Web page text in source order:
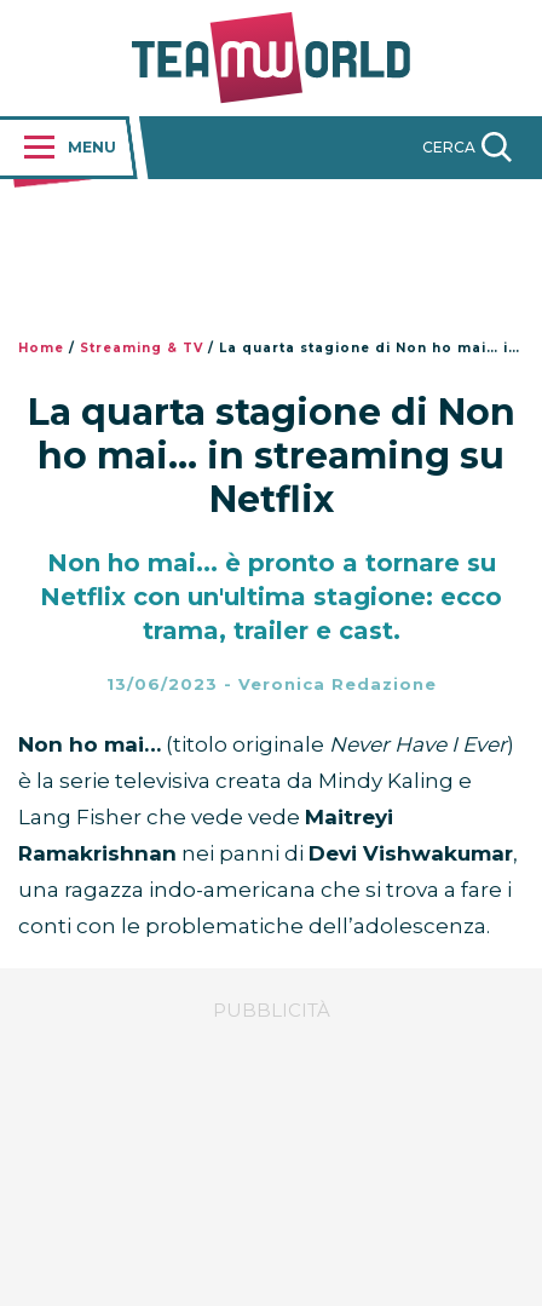
MENU CERCA
Home / Streaming & TV / La quarta stagione di Non ho mai… in streaming su Netflix
La quarta stagione di Non
ho mai… in streaming su
Netflix
Non ho mai... è pronto a tornare su
Netflix con un'ultima stagione: ecco
trama, trailer e cast.
13/06/2023 - Veronica Redazione
Non ho mai… (titolo originale Never Have I Ever)
è la serie televisiva creata da Mindy Kaling e
Lang Fisher che vede vede Maitreyi
Ramakrishnan nei panni di Devi Vishwakumar,
una ragazza indo-americana che si trova a fare i
conti con le problematiche dell’adolescenza.